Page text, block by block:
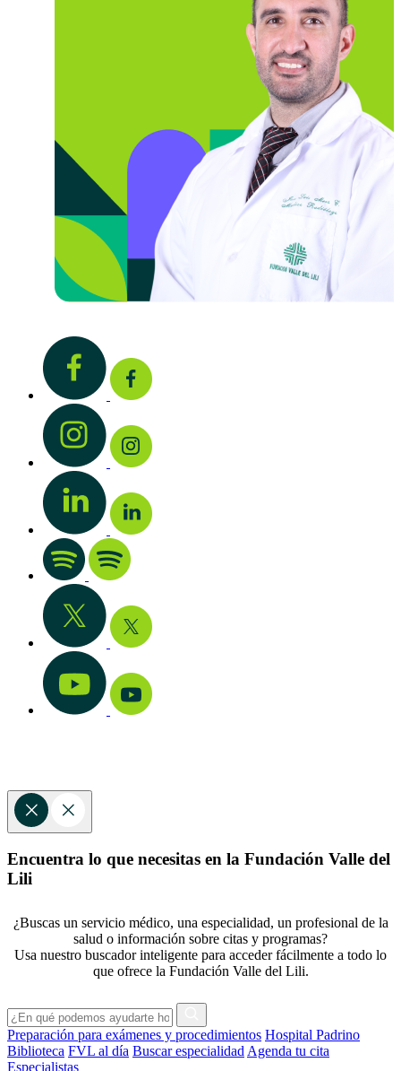
Encuentra lo que necesitas en la Fundación Valle del
Lili
¿Buscas un servicio médico, una especialidad, un profesional de la
salud o información sobre citas y programas?
Usa nuestro buscador inteligente para acceder fácilmente a todo lo
que ofrece la Fundación Valle del Lili.
Preparación para exámenes y procedimientos Hospital Padrino
Biblioteca FVL al día Buscar especialidad Agenda tu cita
Especialistas